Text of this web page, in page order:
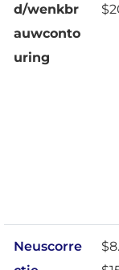
d/wenkbr
auwconto
uring
Neuscorre